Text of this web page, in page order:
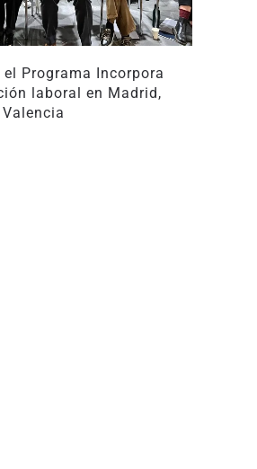
Programa Incorpora
laboral en Madrid,